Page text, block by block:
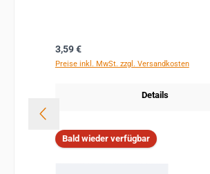
Regulärer Preis:
3,59 €
Preise inkl. MwSt. zzgl. Versandkosten
Details
Bald wieder verfügbar